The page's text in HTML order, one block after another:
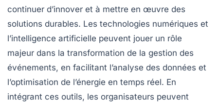
continuer d’innover et à mettre en œuvre des
solutions durables. Les technologies numériques et
l’intelligence artificielle peuvent jouer un rôle
majeur dans la transformation de la gestion des
événements, en facilitant l’analyse des données et
l’optimisation de l’énergie en temps réel. En
intégrant ces outils, les organisateurs peuvent